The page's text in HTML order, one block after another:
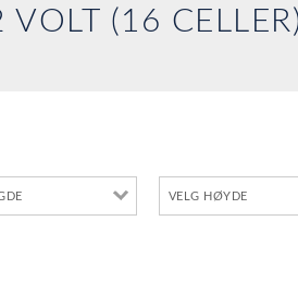
VOLT (16 CELLER)